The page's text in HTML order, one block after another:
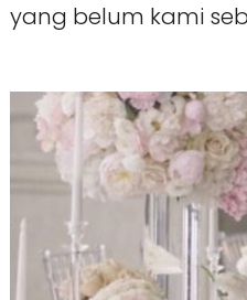
yang belum kami